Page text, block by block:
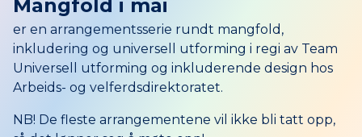
Mangfold i mai
er en arrangementsserie rundt mangfold,
inkludering og universell utforming i regi av Team
Universell utforming og inkluderende design hos
Arbeids- og velferdsdirektoratet.
NB! De fleste arrangementene vil ikke bli tatt opp,